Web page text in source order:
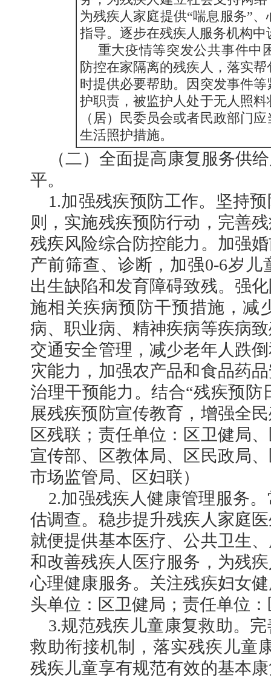
为残疾人家庭提供“喘息服务”
指导。逐步在残疾人服务机构
重大疫情等突发公共事件中
防控在家隔离的残疾人，落实
时提供必要帮助。因突发事件
护职责，被监护人处于无人照
（居）民委员会或者民政部门
生活照护措施。
（二）全面提高康复服务供
平。
1.加强残疾预防工作。坚持
则，实施残疾预防行动，完善
残疾风险综合防控能力。加强
产前筛查、诊断，加强0-6岁
出生缺陷和发育障碍致残。强
施相关疾病预防干预措施，减
病、职业病、精神疾病等疾病
交通安全管理，减少老年人跌
灾能力，加强农产品和食品药
治理干预能力。结合“残疾预防
展残疾预防宣传教育，增强全
区残联；责任单位：区卫健局
宣传部、区教体局、区民政局
市场监管局、区妇联）
2.加强残疾人健康管理服务
估调查。稳步提升残疾人家庭
就便提供基本医疗、公共卫生
和改善残疾人医疗服务，为残
心理健康服务。关注残疾妇女
头单位：区卫健局；责任单位
3.规范残疾儿童康复救助。
救助衔接机制，落实残疾儿童
残疾儿童享有规范有效的基本